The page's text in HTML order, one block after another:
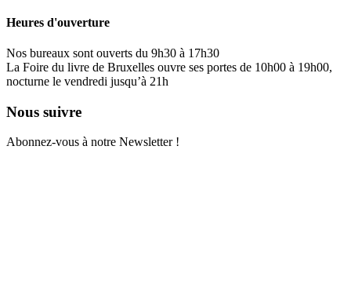
Heures d'ouverture
Nos bureaux sont ouverts du 9h30 à 17h30
La Foire du livre de Bruxelles ouvre ses portes de 10h00 à 19h00,
nocturne le vendredi jusqu’à 21h
Nous suivre
Abonnez-vous à notre Newsletter !